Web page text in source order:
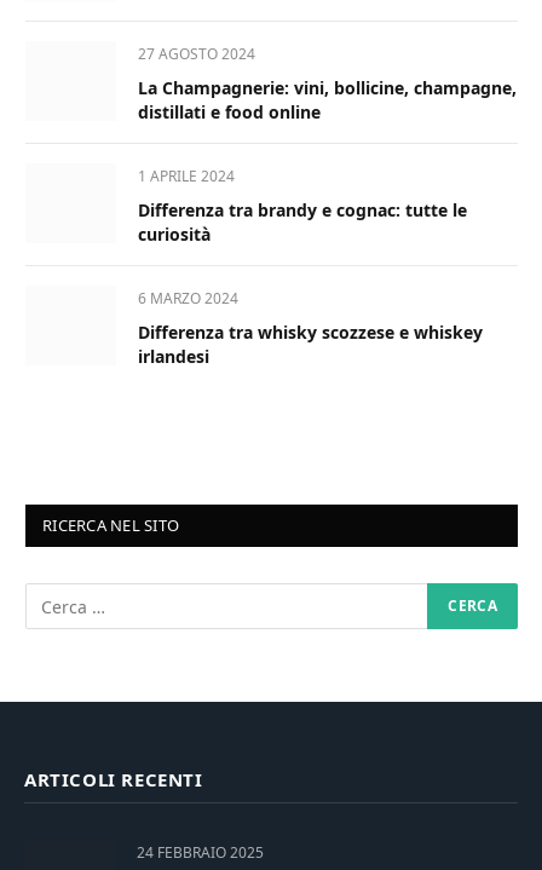
27 AGOSTO 2024
La Champagnerie: vini, bollicine, champagne,
distillati e food online
1 APRILE 2024
Differenza tra brandy e cognac: tutte le
curiosità
6 MARZO 2024
Differenza tra whisky scozzese e whiskey
irlandesi
RICERCA NEL SITO
ARTICOLI RECENTI
24 FEBBRAIO 2025